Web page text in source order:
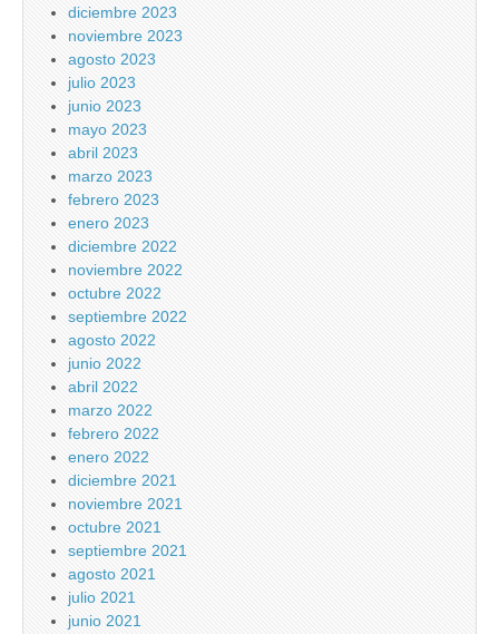
diciembre 2023
noviembre 2023
agosto 2023
julio 2023
junio 2023
mayo 2023
abril 2023
marzo 2023
febrero 2023
enero 2023
diciembre 2022
noviembre 2022
octubre 2022
septiembre 2022
agosto 2022
junio 2022
abril 2022
marzo 2022
febrero 2022
enero 2022
diciembre 2021
noviembre 2021
octubre 2021
septiembre 2021
agosto 2021
julio 2021
junio 2021